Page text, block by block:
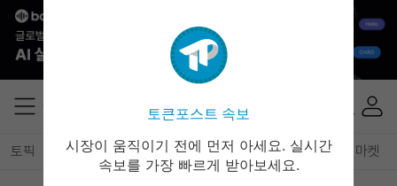
토픽 전체기사 암호화폐 블록체인 테크 경제 마켓
Solana (SOL)
Dogecoin (DOGE) ₩
토큰포스트 속보
시장이 움직이기 전에 먼저 아세요. 실시간
속보를 가장 빠르게 받아보세요.